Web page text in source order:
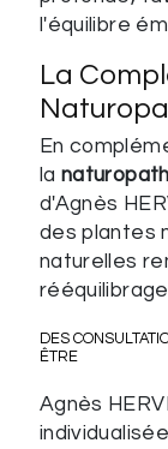
l'équilibre
La
En
la
d'Agnès
des plantes
naturelles
DES
ÊTRE
Agnès